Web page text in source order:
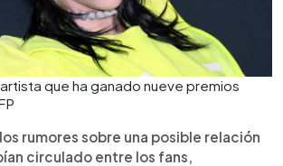
artista que ha ganado nueve premios
rumores sobre una posible relación
circulado entre los fans,